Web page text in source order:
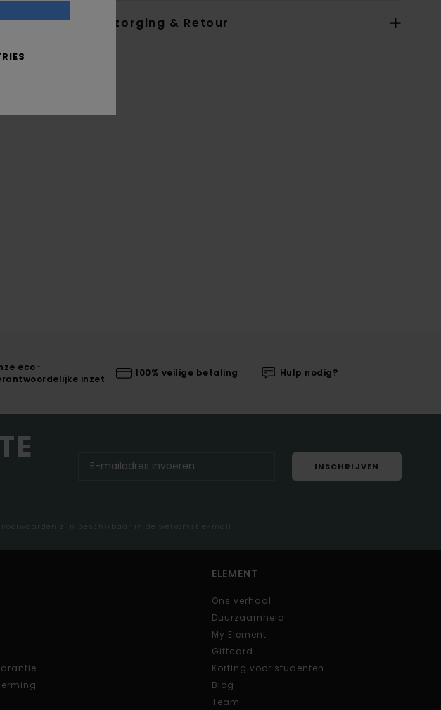
Bezorging & Retour
eco-
inzet
100% veilige betaling Hulp nodig?
INSCHRIJVEN
zijn beschikbaar in de welkomst e-mail
ELEMENT
Ons verhaal
Duurzaamheid
My Element
Giftcard
Korting voor studenten
Blog
Team